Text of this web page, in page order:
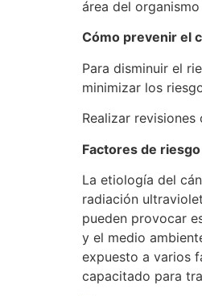
área del
Cómo prevenir el
Para disminuir el
minimizar los
Realizar
Factores de
La etiología del
radiación
pueden provocar
y el medio
expuesto a varios
capacitado para